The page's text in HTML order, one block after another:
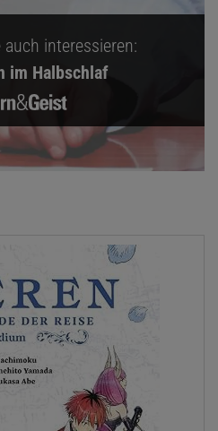
auch interessieren:
im Halbschlaf